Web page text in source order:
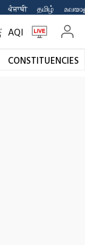
ਪੰਜਾਬੀ தமிழ்
AQI
CONSTITUENCIES